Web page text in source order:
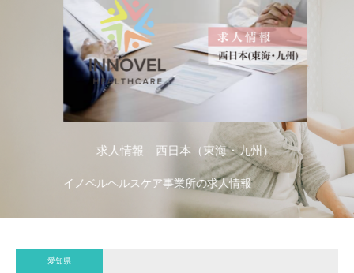
求人情報 西日本（東海・九州）
イノベルヘルスケア事業所の求人情報
愛知県